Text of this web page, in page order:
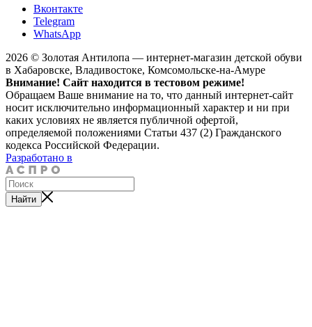
Вконтакте
Telegram
WhatsApp
2026 © Золотая Антилопа — интернет-магазин детской обуви
в Хабаровске, Владивостоке, Комсомольске-на-Амуре
Внимание! Сайт находится в тестовом режиме!
Обращаем Ваше внимание на то, что данный интернет-сайт
носит исключительно информационный характер и ни при
каких условиях не является публичной офертой,
определяемой положениями Статьи 437 (2) Гражданского
кодекса Российской Федерации.
Разработано в
Найти